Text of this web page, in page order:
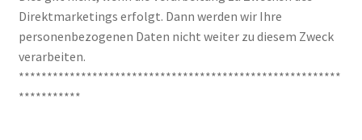
Direktmarketings erfolgt. Dann werden wir Ihre
personenbezogenen Daten nicht weiter zu diesem Zweck
verarbeiten.
*********************************************************
***********